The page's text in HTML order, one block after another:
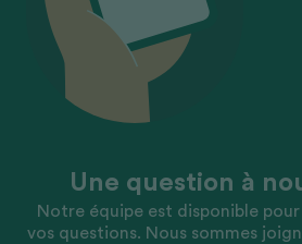
Une question à
Notre équipe est disponible
vos questions. Nous sommes